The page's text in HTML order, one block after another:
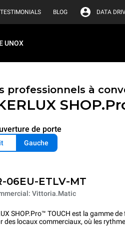
TESTIMONIALS BLOG DATA
UNOX
professionnels à
de porte
Gauche
06EU-ETLV-MT
Vittoria.Matic
SHOP.Pro™ TOUCH est la gamme
des locaux commerciaux, où les